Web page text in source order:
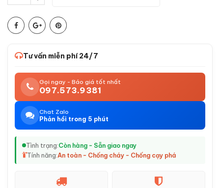
Tư vấn miễn phí 24/7
Gọi ngay - Báo giá tốt nhất
097.573.9381
Chat Zalo
Phản hồi trong 5 phút
Tình trạng:Còn hàng - Sẵn giao ngay
Tính năng:An toàn - Chống cháy - Chống cạy phá